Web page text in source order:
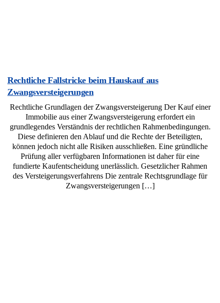
Rechtliche Fallstricke beim Hauskauf aus
Zwangsversteigerungen
Rechtliche Grundlagen der Zwangsversteigerung Der Kauf einer
Immobilie aus einer Zwangsversteigerung erfordert ein
grundlegendes Verständnis der rechtlichen Rahmenbedingungen.
Diese definieren den Ablauf und die Rechte der Beteiligten,
können jedoch nicht alle Risiken ausschließen. Eine gründliche
Prüfung aller verfügbaren Informationen ist daher für eine
fundierte Kaufentscheidung unerlässlich. Gesetzlicher Rahmen
des Versteigerungsverfahrens Die zentrale Rechtsgrundlage für
Zwangsversteigerungen […]